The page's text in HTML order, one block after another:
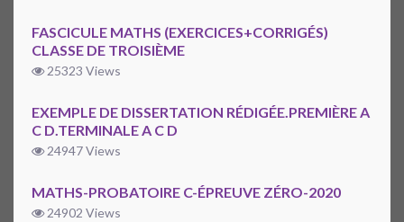
FASCICULE MATHS (EXERCICES+CORRIGÉS)
CLASSE DE TROISIÈME
25323 Views
EXEMPLE DE DISSERTATION RÉDIGÉE.PREMIÈRE A
C D.TERMINALE A C D
24947 Views
MATHS-PROBATOIRE C-ÉPREUVE ZÉRO-2020
24902 Views